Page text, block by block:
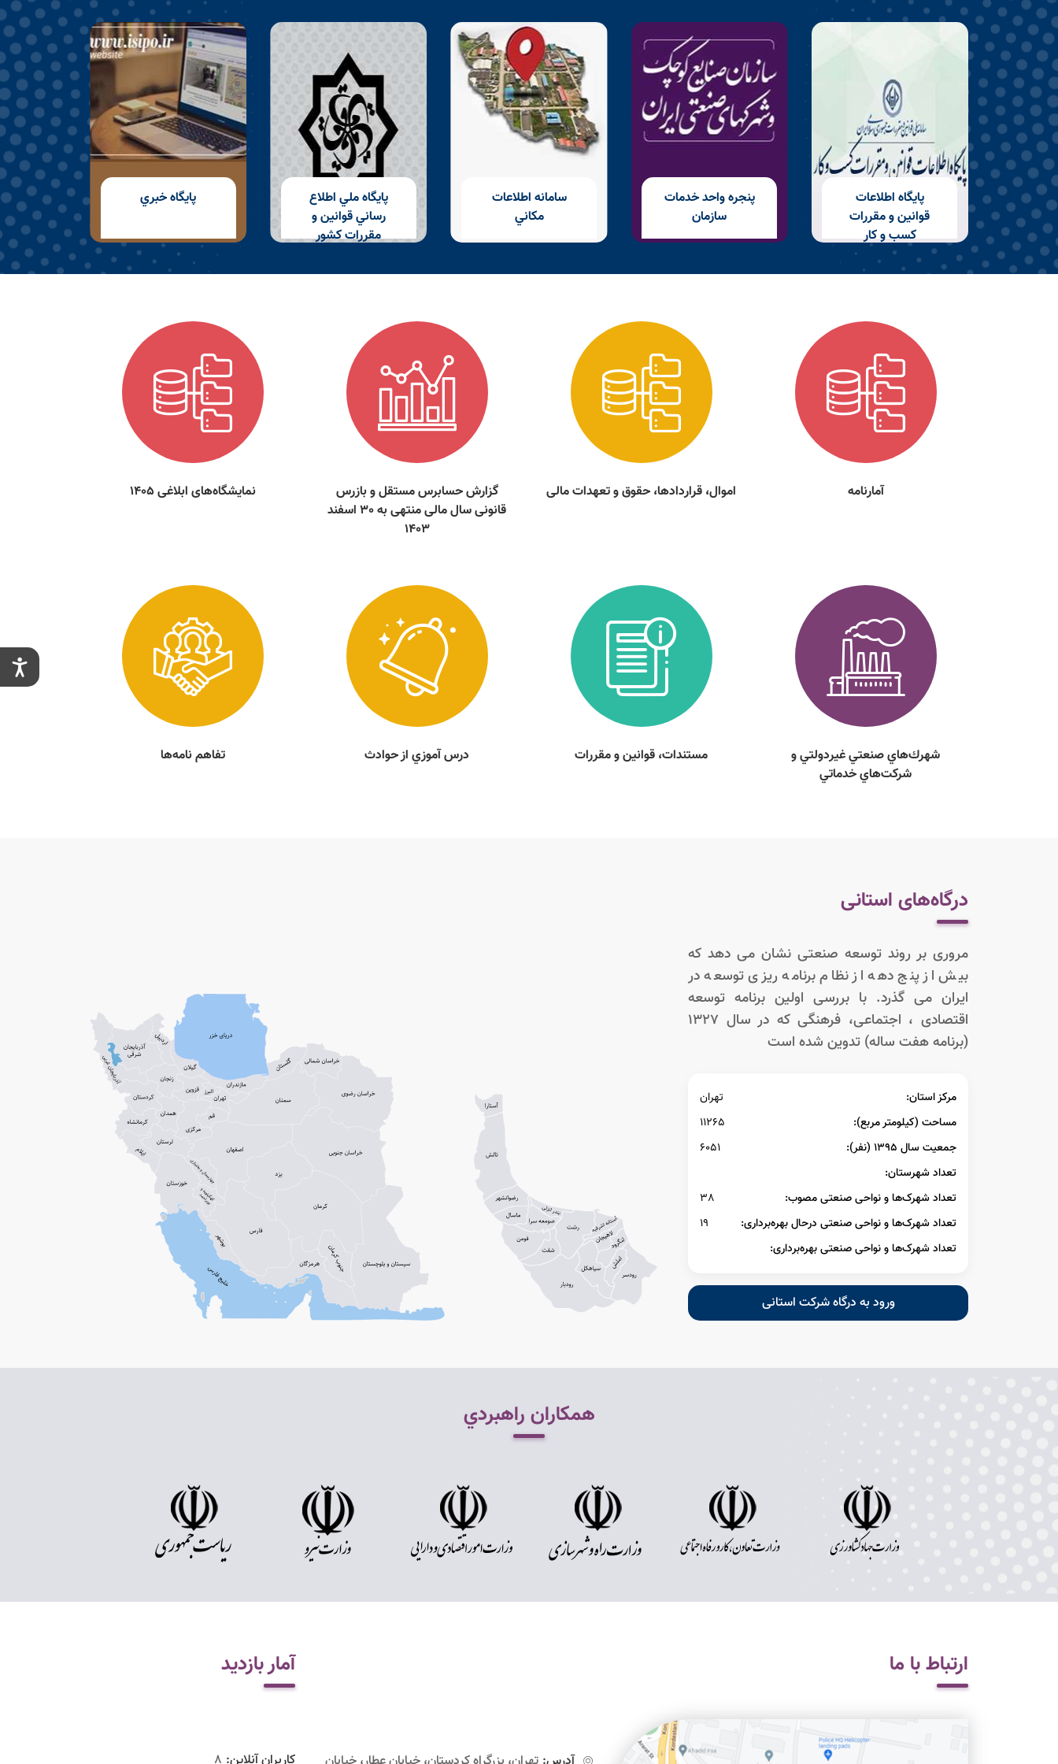
پايگاه اطلاعات
قوانين و مقررات
كسب و كار
پنجره واحد خدمات
سازمان
سامانه اطلاعات
مكاني
پايگاه ملي اطلاع
رساني قوانين و
مقررات كشور
پايگاه خبري
آمارنامه اموال، قراردادها، حقوق و تعهدات مالی
گزارش حسابرس مستقل و بازرس
قانونی سال مالی منتهی به 30 اسفند
1403
نمایشگاه‌های ابلاغی 1405
شهرك‌هاي صنعتي غيردولتي و
شركت‌هاي خدماتي
مستندات، قوانين و مقررات درس آموزي از حوادث تفاهم نامه‌ها
درگاه‌های استانی
مروری بر روند توسعه صنعتی نشان می دهد که
بیش از پنج دهه از نظام برنامه ریزی توسعه در
ایران می گذرد. با بررسی اولین برنامه توسعه
اقتصادی ، اجتماعی، فرهنگی که در سال 1327
(برنامه هفت ساله) تدوین شده است
مرکز استان:
تهران
مساحت (کیلومتر مربع):
11265
جمعیت سال ۱۳۹۵ (نفر):
6051
تعداد شهرستان:
تعداد شهرک‌ها و نواحی صنعتی مصوب:
38
تعداد شهرک‌ها و نواحی صنعتی درحال بهره‌برداری:
19
تعداد شهرک‌ها و نواحی صنعتی بهره‌برداری:
ورود به درگاه شرکت استانی
همکاران راهبردي
ارتباط با ما آمار بازدید